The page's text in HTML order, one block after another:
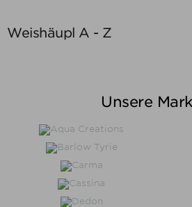
Preis von Preis bis
€
Hersteller
Weishäupl A - Z
Unsere